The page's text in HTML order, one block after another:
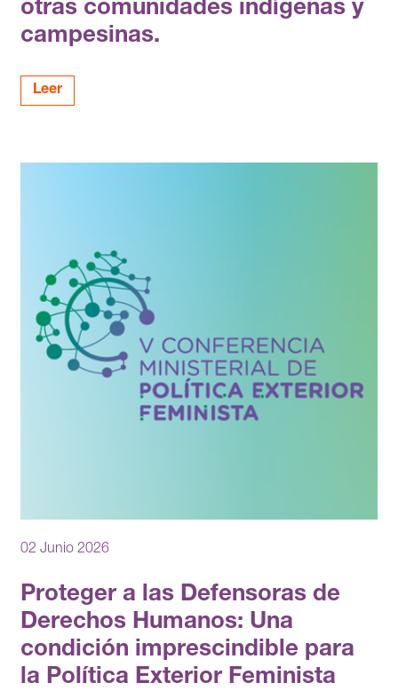
otras comunidades indígenas y
campesinas.
Leer
02 Junio 2026
Proteger a las Defensoras de
Derechos Humanos: Una
condición imprescindible para
la Política Exterior Feminista